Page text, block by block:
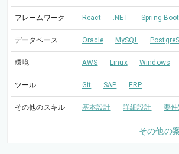
フレームワーク React .NET Spring Boot
データベース Oracle MySQL
環境 AWS Linux Windows
ツール Git SAP ERP
その他のスキル 基本設計 詳細設計 要
その他の